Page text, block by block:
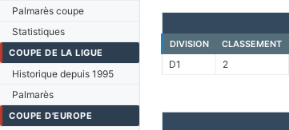
Palmarès coupe
Statistiques
COUPE DE LA LIGUE
Historique depuis 1995
Palmarès
COUPE D'EUROPE
DIVISION
CLASSEMENT
D1 2